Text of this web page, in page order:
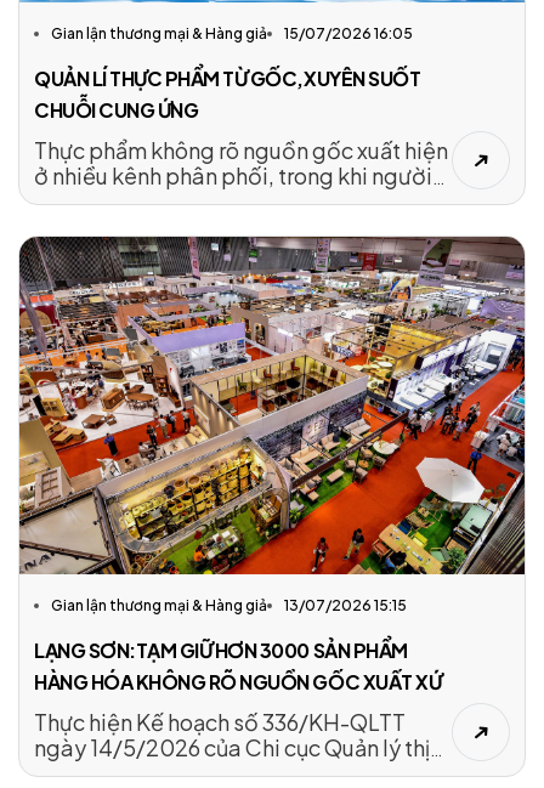
Gian lận thương mại & Hàng giả 15/07/2026 16:05
QUẢN LÍ THỰC PHẨM TỪ GỐC,XUYÊN SUỐT
CHUỖI CUNG ỨNG
Thực phẩm không rõ nguồn gốc xuất hiện
ở nhiều kênh phân phối, trong khi người
tiêu dùng thiếu thông tin để đánh giá độ
Gian lận thương mại & Hàng giả 13/07/2026 15:15
LẠNG SƠN:TẠM GIỮ HƠN 3000 SẢN PHẨM
HÀNG HÓA KHÔNG RÕ NGUỒN GỐC XUẤT XỨ
Thực hiện Kế hoạch số 336/KH-QLTT
ngày 14/5/2026 của Chi cục Quản lý thị
trường tỉnh Lạng Sơn về tăng cường đấu